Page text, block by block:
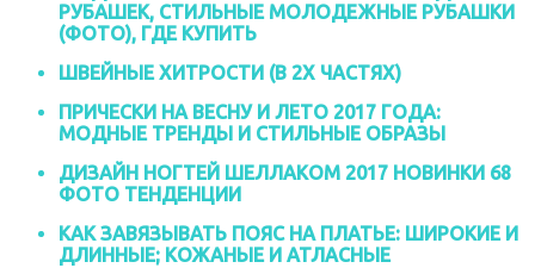
РУБАШЕК, СТИЛЬНЫЕ МОЛОДЕЖНЫЕ РУБАШКИ
(ФОТО), ГДЕ КУПИТЬ
ШВЕЙНЫЕ ХИТРОСТИ (В 2Х ЧАСТЯХ)
ПРИЧЕСКИ НА ВЕСНУ И ЛЕТО 2017 ГОДА:
МОДНЫЕ ТРЕНДЫ И СТИЛЬНЫЕ ОБРАЗЫ
ДИЗАЙН НОГТЕЙ ШЕЛЛАКОМ 2017 НОВИНКИ 68
ФОТО ТЕНДЕНЦИИ
КАК ЗАВЯЗЫВАТЬ ПОЯС НА ПЛАТЬЕ: ШИРОКИЕ И
ДЛИННЫЕ; КОЖАНЫЕ И АТЛАСНЫЕ